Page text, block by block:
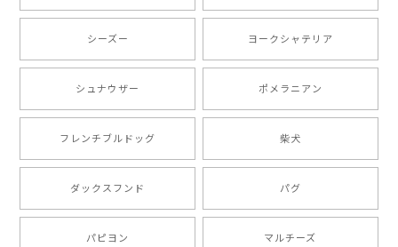
【 自然に囲まれた ダックスフンド 】 キャニスター 保存容器 お家用 プレゼント 犬 ペット うちの子 犬グッズ
【 ボーダーコリー 水彩画風 毛色4色 】 手帳 スマホケース 犬 うちの子 iPhone & Android
ったです。 ご連絡が取りづらい点だけ少し不安になり
ましたが、商品の素敵さでチャラです。 本当に可愛
い。ありがとうございます。
シーズー ヨークシャテリア
シュナウザー ポメラニアン
フレンチブルドッグ 柴犬
ダックスフンド パグ
パピヨン マルチーズ